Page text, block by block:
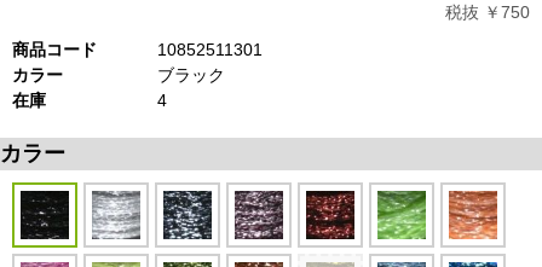
税抜 ￥750
商品コード
10852511301
カラー
ブラック
在庫
4
カラー